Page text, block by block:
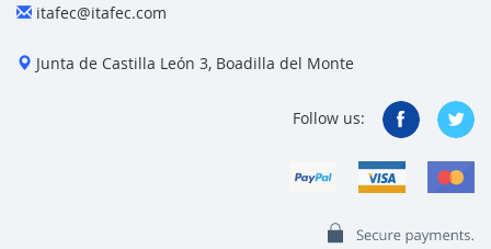
itafec@itafec.com
Junta de Castilla León 3, Boadilla del Monte
Follow us: